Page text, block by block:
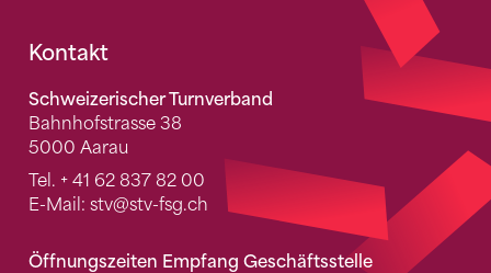
Fusszeile
Kontakt
Schweizerischer Turnverband
Bahnhofstrasse 38
5000 Aarau
Tel. + 41 62 837 82 00
E-Mail: stv@stv-fsg.ch
Öffnungszeiten Empfang Geschäftsstelle